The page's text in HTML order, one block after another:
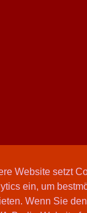
Website setzt
ein, um
Wenn Sie